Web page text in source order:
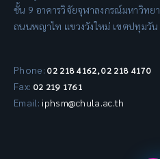
ชั้น 9 อาคารวิจัยจุฬาลงกรณ์มหาวิทย
ถนนพญาไท แขวงวังใหม่ เขตปทุมวัน
Phone: 02 218 4162, 02 218 4170
Fax: 02 219 1761
Email: iphsm@chula.ac.th